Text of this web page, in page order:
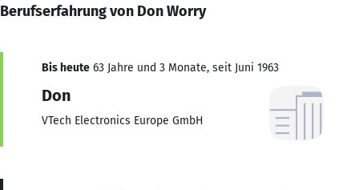
Berufserfahrung von Don Worry
Bis heute 63 Jahre und 3 Monate, seit Juni 1963
Don
VTech Electronics Europe GmbH